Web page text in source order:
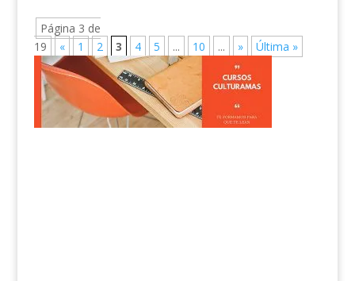
Página 3 de
19
« 1 2 3 4 5 ... 10 ... » Última »